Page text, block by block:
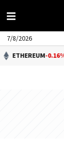
7/8/2026
-0.16%$1,896.63